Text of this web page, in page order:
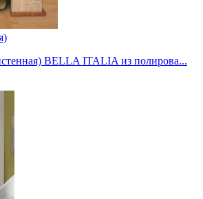
BELLA ITALIA из полирова...